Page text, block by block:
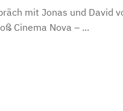
mit Jonas und David
Cinema Nova – ...